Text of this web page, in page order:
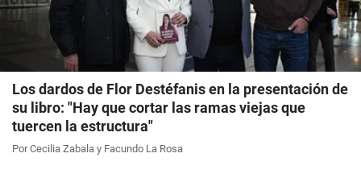
Los dardos de Flor Destéfanis en la presentación de
su libro: "Hay que cortar las ramas viejas que
tuercen la estructura"
Por Cecilia Zabala y Facundo La Rosa